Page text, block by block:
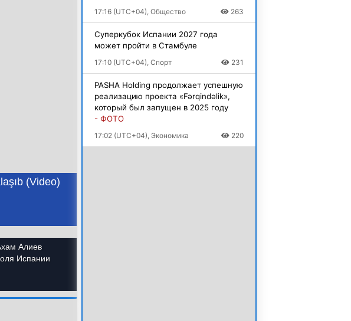
17:16 (UTC+04), Общество 263
Суперкубок Испании 2027 года
может пройти в Стамбуле
17:10 (UTC+04), Спорт 231
PASHA Holding продолжает успешную
реализацию проекта «Fərqindəlik»,
который был запущен в 2025 году
- ФОТО
17:02 (UTC+04), Экономика 220